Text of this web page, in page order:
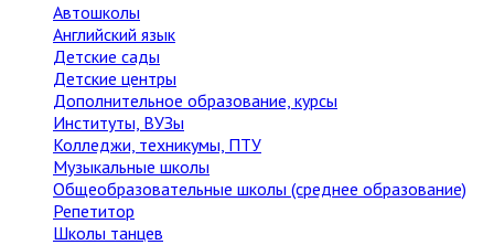
Автошколы
Английский язык
Детские сады
Детские центры
Дополнительное образование, курсы
Институты, ВУЗы
Колледжи, техникумы, ПТУ
Музыкальные школы
Общеобразовательные школы (среднее образование)
Репетитор
Школы танцев